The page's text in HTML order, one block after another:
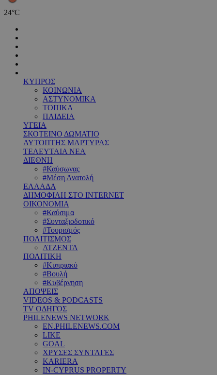
24°C
ΚΥΠΡΟΣ
ΚΟΙΝΩΝΙΑ
ΑΣΤΥΝΟΜΙΚΑ
ΤΟΠΙΚΑ
ΠΑΙΔΕΙΑ
ΥΓΕΙΑ
ΣΚΟΤΕΙΝΟ ΔΩΜΑΤΙΟ
ΑΥΤΟΠΤΗΣ ΜΑΡΤΥΡΑΣ
ΤΕΛΕΥΤΑΙΑ ΝΕΑ
ΔΙΕΘΝΗ
#Καύσωνας
#Μέση Ανατολή
ΕΛΛΑΔΑ
ΔΗΜΟΦΙΛΗ ΣΤΟ INTERNET
ΟΙΚΟΝΟΜΙΑ
#Καύσιμα
#Συνταξιοδοτικό
#Τουρισμός
ΠΟΛΙΤΙΣΜΟΣ
ΑΤΖΕΝΤΑ
ΠΟΛΙΤΙΚΗ
#Κυπριακό
#Βουλή
#Κυβέρνηση
ΑΠΟΨΕΙΣ
VIDEOS & PODCASTS
TV ΟΔΗΓΟΣ
PHILENEWS NETWORK
EN.PHILENEWS.COM
LIKE
GOAL
ΧΡΥΣΕΣ ΣΥΝΤΑΓΕΣ
KARIERA
IN-CYPRUS PROPERTY